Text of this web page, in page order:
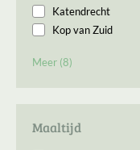
Meer (8)
Katendrecht
Kop van Zuid
Stad uit
Meent
Maaltijd